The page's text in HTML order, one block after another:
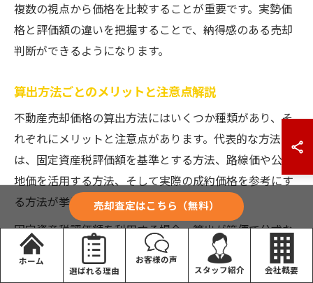
複数の視点から価格を比較することが重要です。実勢価
格と評価額の違いを把握することで、納得感のある売却
判断ができるようになります。
算出方法ごとのメリットと注意点解説
不動産売却価格の算出方法にはいくつか種類があり、そ
れぞれにメリットと注意点があります。代表的な方法に
は、固定資産税評価額を基準とする方法、路線価や公示
地価を活用する方法、そして実際の成約価格を参考にす
る方法が挙げられます。
固定資産税評価額を利用する場合、算出が簡便で公式な
数字をもとにできる点がメリットですが、市場価格との
差が生じやすい点に注意が必要です。路線価や公示地価
売却査定はこちら（無料）
ホーム
選ばれる理由
お客様の声
スタッフ紹介
会社概要